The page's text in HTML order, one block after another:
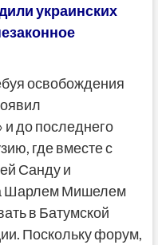
украинских
освобождения
до последнего
где вместе с
Санду и
Шарлем Мишелем
в Батумской
Поскольку форум,